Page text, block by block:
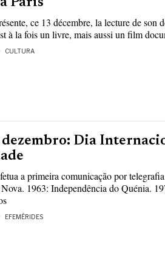
Paris
ce 13 décembre, la lecture de son
à la fois un livre, mais aussi un film
CULTURA
dezembro: Dia
a primeira comunicação por
1963: Independência do Quénia.
EFEMÉRIDES